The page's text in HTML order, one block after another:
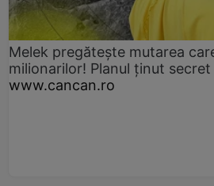
Melek pregătește mutarea
milionarilor! Planul ținut secret
www.cancan.ro